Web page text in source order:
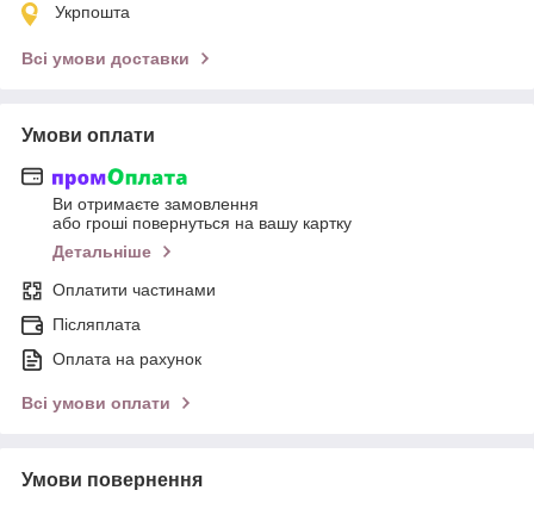
Укрпошта
Всі умови доставки
Умови оплати
Ви отримаєте замовлення
або гроші повернуться на вашу картку
Детальніше
Оплатити частинами
Післяплата
Оплата на рахунок
Всі умови оплати
Умови повернення